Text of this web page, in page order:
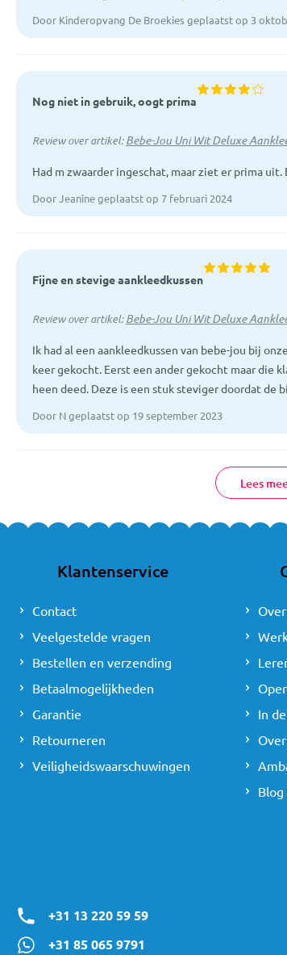
Door Kinderopvang De Broekies geplaatst op 3
Nog niet in gebruik, oogt prima
Review over artikel:Bebe-Jou Uni Wit Deluxe
Had m zwaarder ingeschat, maar ziet er prima
Door Jeanine geplaatst op 7 februari 2024
Fijne en stevige aankleedkussen
Review over artikel:Bebe-Jou Uni Wit Deluxe
Ik had al een aankleedkussen van bebe-jou bij
keer gekocht. Eerst een ander gekocht maar die
heen deed. Deze is een stuk steviger doordat de
Door N geplaatst op 19 september 2023
Lees
Klantenservice
Contact
Veelgestelde vragen
Bestellen en verzending
Betaalmogelijkheden
Garantie
Retourneren
Veiligheidswaarschuwingen
In
Blog
+31 13 220 59 59
+31 85 065 9791